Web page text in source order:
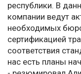
республики. В
компании ведут
необходимых
сертификацией
соответствия
нас есть планы